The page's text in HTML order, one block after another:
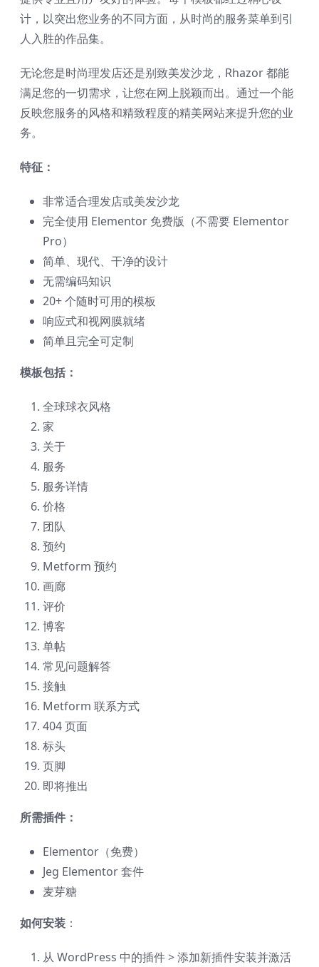
计，以突出您业务的不同方面，从时尚的服务菜单到引
人入胜的作品集。
无论您是时尚理发店还是别致美发沙龙，Rhazor 都能
满足您的一切需求，让您在网上脱颖而出。通过一个能
反映您服务的风格和精致程度的精美网站来提升您的业
务。
特征：
非常适合理发店或美发沙龙
完全使用 Elementor 免费版（不需要 Elementor
Pro）
简单、现代、干净的设计
无需编码知识
20+ 个随时可用的模板
响应式和视网膜就绪
简单且完全可定制
模板包括：
全球球衣风格
家
关于
服务
服务详情
价格
团队
预约
Metform 预约
画廊
评价
博客
单帖
常见问题解答
接触
Metform 联系方式
404 页面
标头
页脚
即将推出
所需插件：
Elementor（免费）
Jeg Elementor 套件
麦芽糖
如何安装 ：
从 WordPress 中的插件 > 添加新插件安装并激活